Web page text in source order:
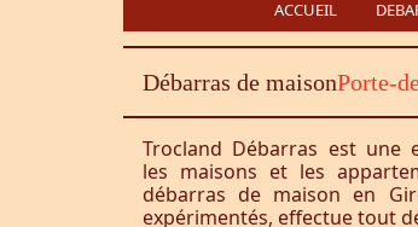
ACCUEIL
Débarras de maisonPorte-
Trocland Débarras est une
les maisons et les
débarras de maison en
expérimentés, effectue tout